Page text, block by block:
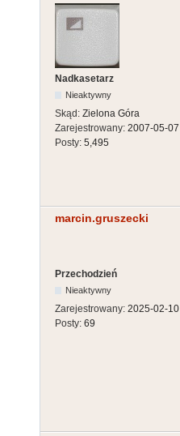
Nadkasetarz
Nieaktywny
Skąd: Zielona Góra
Zarejestrowany: 2007-05-07
Posty: 5,495
marcin.gruszecki
Przechodzień
Nieaktywny
Zarejestrowany: 2025-02-10
Posty: 69